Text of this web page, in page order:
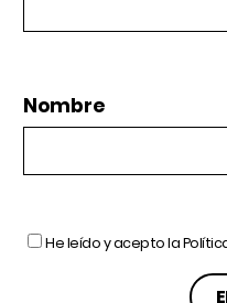
Nombre
He leído y acepto la